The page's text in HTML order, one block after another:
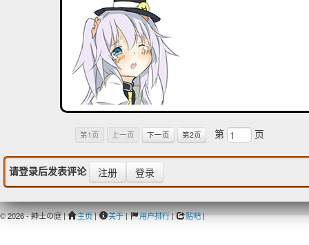
第1页 上一页 下一页 第2页 第 页
请登录后发表评论 注册 登录
© 2026 - 紳士の庭 | 主页| 关于| 用户排行| 贴吧|